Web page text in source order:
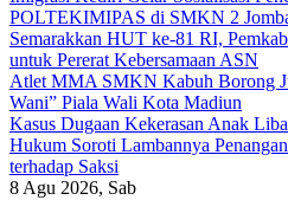
POLTEKIMIPAS di SMKN 2
Semarakkan HUT ke-81 RI,
untuk Pererat Kebersamaan ASN
Atlet MMA SMKN Kabuh Borong
Wani” Piala Wali Kota Madiun
Kasus Dugaan Kekerasan Anak
Hukum Soroti Lambannya
terhadap Saksi
8 Agu 2026, Sab